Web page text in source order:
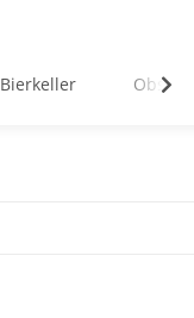
Bierkeller